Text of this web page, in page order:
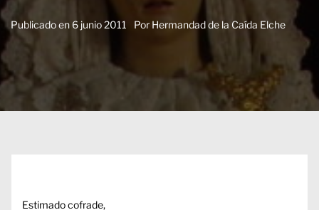
Publicado en 6 junio 2011 Por Hermandad de la Caída Elche
Estimado cofrade,